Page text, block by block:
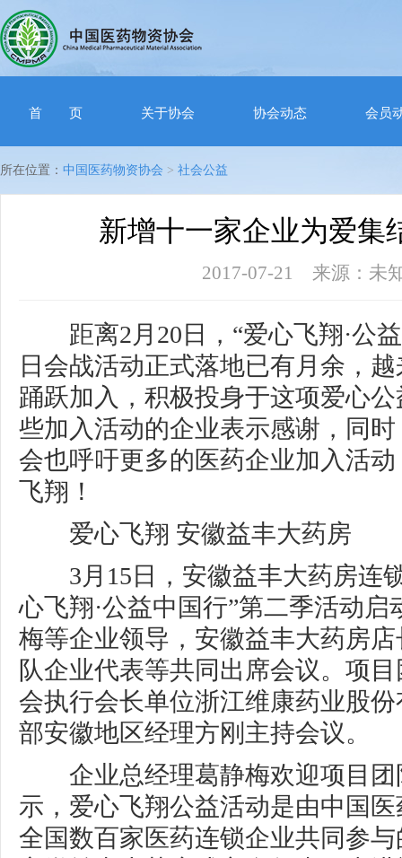
首 页 关于协会 协会动态 会员
所在位置： 中国医药物资协会 > 社会公益
新增十一家企业为爱集
2017-07-21 来源：
距离2月20日，“爱心飞翔·公益
日会战活动正式落地已有月余，
踊跃加入，积极投身于这项爱心
些加入活动的企业表示感谢，同
会也呼吁更多的医药企业加入活
飞翔！
爱心飞翔 安徽益丰大药房
3月15日，安徽益丰大药房连
心飞翔·公益中国行”第二季活动
梅等企业领导，安徽益丰大药房
队企业代表等共同出席会议。项
会执行会长单位浙江维康药业股
部安徽地区经理方刚主持会议。
企业总经理葛静梅欢迎项目团
示，爱心飞翔公益活动是由中国
全国数百家医药连锁企业共同参